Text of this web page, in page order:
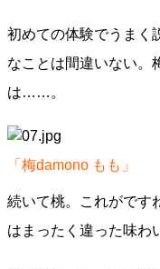
初めての体験でうまく
なことは間違いない。
は……。
「梅damono もも」
続いて桃。これがです
はまったく違った味わ